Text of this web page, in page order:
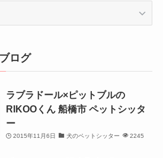
ログ
ラブラドール×ピットブルの
RIKOOくん 船橋市 ペットシッタ
ー
2015年11月6日 犬のペットシッター 2245